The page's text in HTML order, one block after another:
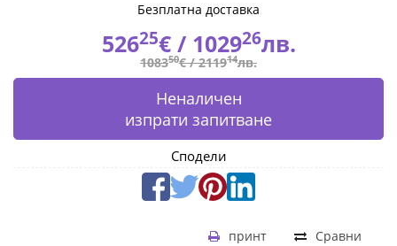
Безплатна доставка
52625€ / 102926лв.
108350€ /211914лв.
Неналичен
изпрати запитване
Сподели
Сравни
принт